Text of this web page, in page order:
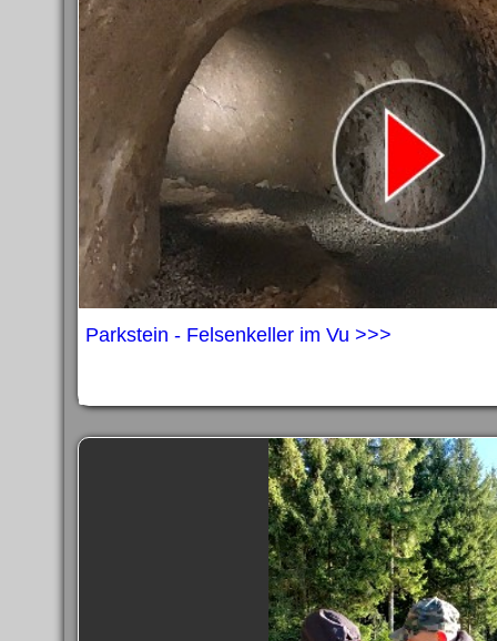
Parkstein - Felsenkeller im Vu >>>